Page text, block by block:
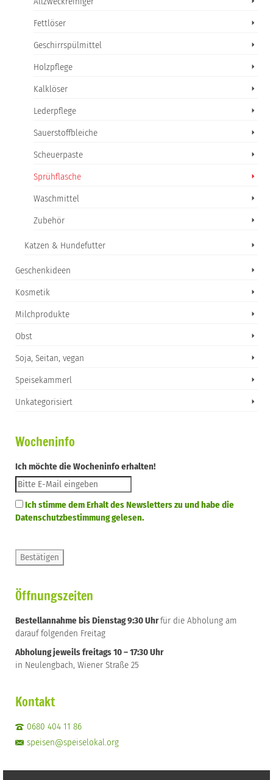
Fettlöser
Geschirrspülmittel
Holzpflege
Kalklöser
Lederpflege
Sauerstoffbleiche
Scheuerpaste
Sprühflasche
Waschmittel
Zubehör
Katzen & Hundefutter
Geschenkideen
Kosmetik
Milchprodukte
Obst
Soja, Seitan, vegan
Speisekammerl
Unkategorisiert
Wocheninfo
Ich möchte die Wocheninfo erhalten!
Ich stimme dem Erhalt des Newsletters zu und habe die
Datenschutzbestimmung gelesen.
Öffnungszeiten
Bestellannahme bis Dienstag 9:30 Uhrfür die Abholung am
darauf folgenden Freitag
Abholung jeweils freitags 10 – 17:30 Uhr
in Neulengbach, Wiener Straße 25
Kontakt
0680 404 11 86
speisen@speiselokal.org